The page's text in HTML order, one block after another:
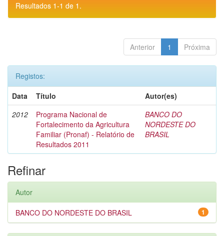
Resultados 1-1 de 1.
Anterior 1 Próxima
Registos:
Data
Título
Autor(es)
2012
Programa Nacional de
Fortalecimento da Agricultura
Familiar (Pronaf) - Relatório de
Resultados 2011
BANCO DO
NORDESTE DO
BRASIL
Refinar
Autor
1
BANCO DO NORDESTE DO BRASIL